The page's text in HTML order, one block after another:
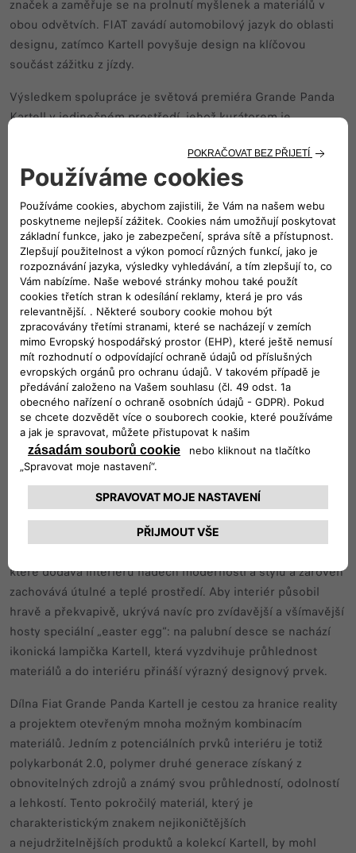
značek a zaměřuje se na prolnutí myšlenek a materiálů v
obou odvětvích. FIAT zavádí automobilový jazyk do oblasti
designu, zatímco Kartell povyšuje design na klíčovou
součást zážitku z jízdy.
Výsledkem spolupráce je světová premiéra Grande Panda
Kartell v jedinečném prostředí, jehož kurátorem je
barvy a ve spolupráci s Centro Stile FIAT vytvořil pohlcující
prostor, kde jsou vystaveny produkty z katalogu, designové
Fiat Grande Panda Kartell
Projekt vyniká výraznými designovými prvky, včetně živého
červeného laku, který vyjadřuje energii a vášeň a zároveň
se hlásí k vizuální identitě společnosti Kartell. Pro dosažení
odvážného a poutavého vizuálního efektu jsou na voze
použity kontrastní barevné bloky s červeným odstínem
exteriéru a exkluzivní modrou barvou Tasmania Blue v
interiéru. Jejich kombinace vytváří působivý „popový“ efekt
a odráží pečlivou pozornost věnovanou detailům.
Logo Kartell je symbolem klasického „lovebrandu“ a stává
se hlavním ozdobným prvkem, protože se nachází na
několika významných místech, například na kolech, na zádi a
na C-sloupku. V interiéru se prezentuje hravé využití
značky: tepelně vyražený monogram „kk“ poskytuje
trojrozměrný efekt a je součástí celého čalounění. To je
které dodává interiéru nádech modernosti a stylu a zároveň
zachovává útulné a teplé prostředí. Aby interiér působil
hravě a překvapivě, ukrývá navíc pro zvídavější a všímavější
hosty speciální „easter egg“: na palubní desce se nachází
ikonická lampička Kartell, která vyzdvihuje průhlednost
materiálů a do interiéru přináší výrazný designový prvek.
Dílna Fiat Grande Panda Kartell je cestou za hranice reality
a projektem otevřeným mnoha možným kombinacím
materiálů. Jedním z potenciálních prvků interiéru je totiž
polykarbonát 2.0, polymer druhé generace získaný z
obnovitelných zdrojů a známý svou průhledností, odolností
a lehkostí. Tento pokročilý materiál, který je
charakteristickým znakem nejikoničtějších
a nejudržitelnějších produktů a kolekcí Kartell, by mohl